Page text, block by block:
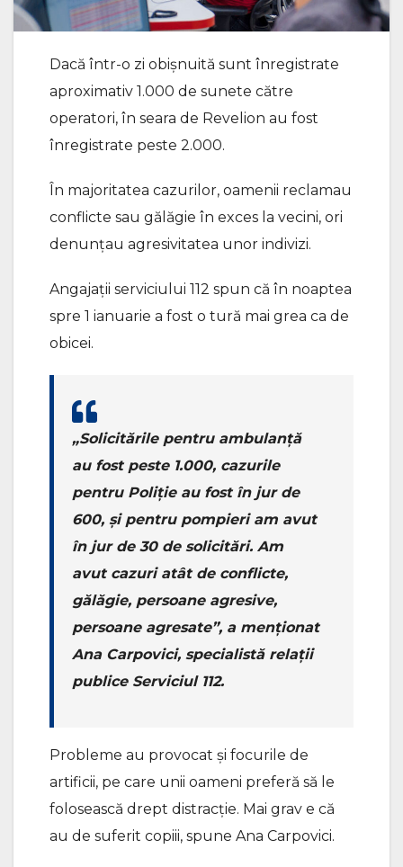
Dacă într-o zi obișnuită sunt înregistrate
aproximativ 1.000 de sunete către
operatori, în seara de Revelion au fost
înregistrate peste 2.000.
În majoritatea cazurilor, oamenii reclamau
conflicte sau gălăgie în exces la vecini, ori
denunțau agresivitatea unor indivizi.
Angajații serviciului 112 spun că în noaptea
spre 1 ianuarie a fost o tură mai grea ca de
obicei.
„Solicitările pentru ambulanță
au fost peste 1.000, cazurile
pentru Poliție au fost în jur de
600, și pentru pompieri am avut
în jur de 30 de solicitări. Am
avut cazuri atât de conflicte,
gălăgie, persoane agresive,
persoane agresate”, a menționat
Ana Carpovici, specialistă relații
publice Serviciul 112.
Probleme au provocat și focurile de
artificii, pe care unii oameni preferă să le
folosească drept distracție. Mai grav e că
au de suferit copiii, spune Ana Carpovici.